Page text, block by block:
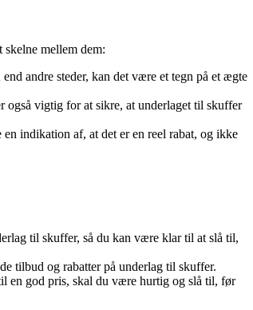
mellem dem:
andre steder, kan det være et tegn på et ægte
vigtig for at sikre, at underlaget til skuffer
indikation af, at det er en reel rabat, og ikke
til skuffer, så du kan være klar til at slå til,
tilbud og rabatter på underlag til skuffer.
en god pris, skal du være hurtig og slå til, før